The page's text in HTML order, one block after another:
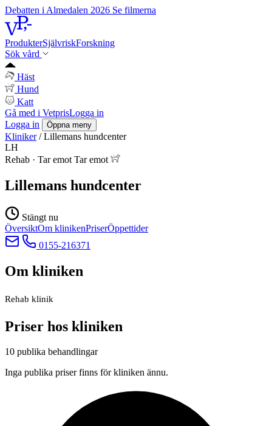
Debatten i Almedalen 2026 Se filmerna
ProdukterSjälvriskForskning
Sök vård
Häst
Hund
Katt
Gå med i VetprisLogga in
Logga in
Öppna meny
Kliniker / Lillemans hundcenter
LH
Rehab · Tar emot Tar emot
Lillemans hundcenter
Stängt nu
ÖversiktOm klinikenPriserÖppettider
0155-216371
Om kliniken
Rehab klinik
Priser hos kliniken
10 publika behandlingar
Inga publika priser finns för kliniken ännu.